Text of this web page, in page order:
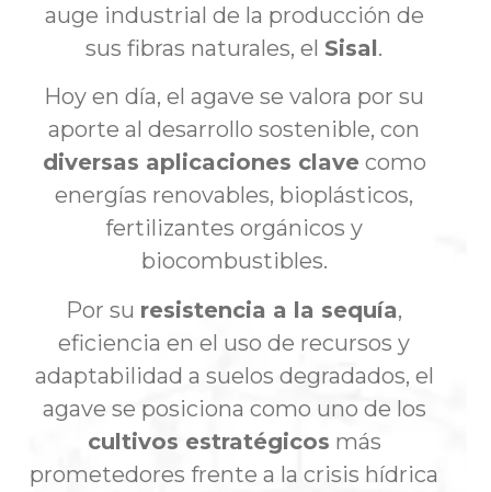
auge industrial de la producción de
sus fibras naturales, el Sisal.
Hoy en día, el agave se valora por su
aporte al desarrollo sostenible, con
diversas aplicaciones clave como
energías renovables, bioplásticos,
fertilizantes orgánicos y
biocombustibles.
Por su resistencia a la sequía,
eficiencia en el uso de recursos y
adaptabilidad a suelos degradados, el
agave se posiciona como uno de los
cultivos estratégicos más
prometedores frente a la crisis hídrica